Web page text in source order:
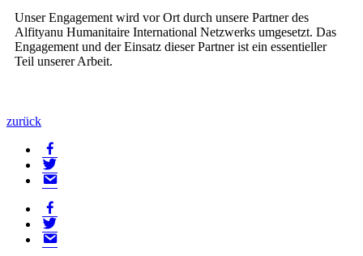
Unser Engagement wird vor Ort durch unsere Partner des
Alfityanu Humanitaire International Netzwerks umgesetzt. Das
Engagement und der Einsatz dieser Partner ist ein essentieller
Teil unserer Arbeit.
zurück
mail
mail